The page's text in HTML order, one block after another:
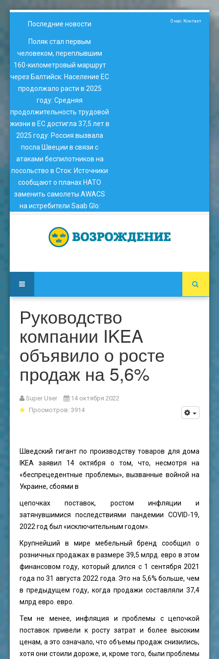
Последние новости
Поляк стал первым
человеком, переплывшим
160-километровый маршрут
через Балтийск: Население ЕС
продолжало расти в 2025
году: Средняя
продолжительность трудовой
жизни в ЕС достигла 37,5 лет в
2025 году: Россия вызвала
посла Швеции в связи с
атаками беспилотников на
посольство в Сток: Источники
сообщают о планах НАТО
заменить самолеты AWACS
на истребители Saab Glo:
О нас Контакт
Руководство
компании IKEA
объявило о росте
продаж на 5,6%
Super User
14 октября 2022
Просмотров: 3914
Шведский гигант по производству товаров для дома
IKEA заявил 14 октября о том, что, несмотря на
«беспрецедентные проблемы», вызванные войной на
Украине, сбоями в
цепочках поставок, ростом инфляции и
затянувшимися последствиями пандемии COVID-19,
2022 год был «исключительным годом».
Крупнейший в мире мебельный бренд сообщил о
розничных продажах в размере 39,5 млрд. евро в этом
финансовом году, который длился с 1 сентября 2021
года по 31 августа 2022 года. Это на 5,6% больше, чем
в предыдущем году, когда продажи составляли 37,4
млрд евро. евро.
Тем не менее, инфляция и проблемы с цепочкой
поставок привели к росту затрат и более высоким
ценам, а это означало, что объемы продаж снизились,
хотя они стоили дороже, и, кроме того, были проблемы